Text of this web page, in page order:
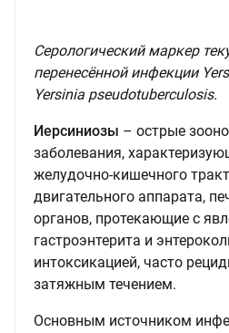
Серологический маркер
перенесённой инфекции
Yersinia pseudotuberculosis.
Иерсиниозы – острые
заболевания,
желудочно-кишечного
двигательного аппарата,
органов, протекающие с
гастроэнтерита и
интоксикацией, часто
затяжным течением.
Основным источником